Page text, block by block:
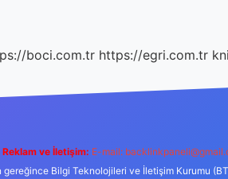
boci.com.tr https://egri.com.tr
Reklam ve İletişim: E-mail:
gereğince Bilgi Teknolojileri ve İletişim Kurumu